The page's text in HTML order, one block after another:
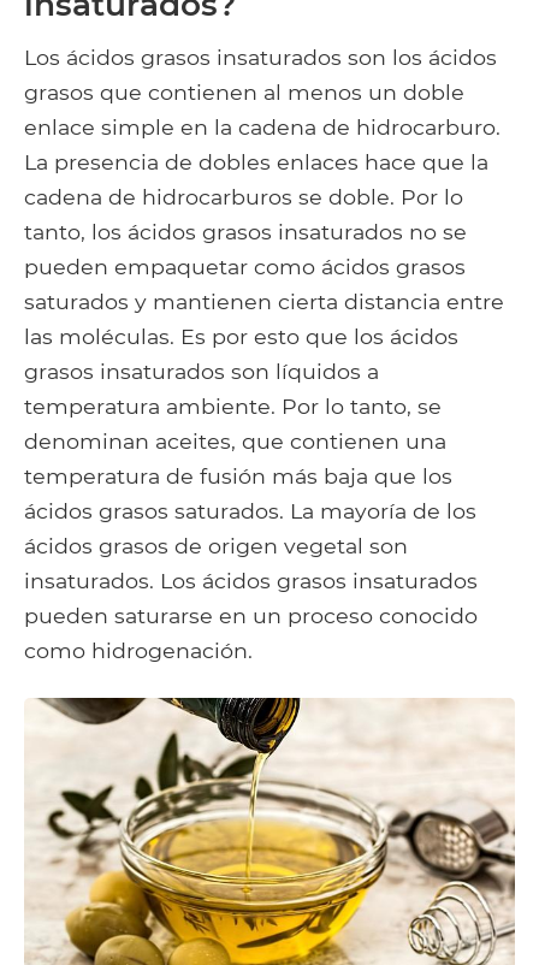
Los ácidos grasos insaturados son los ácidos
grasos que contienen al menos un doble
enlace simple en la cadena de hidrocarburo.
La presencia de dobles enlaces hace que la
cadena de hidrocarburos se doble. Por lo
tanto, los ácidos grasos insaturados no se
pueden empaquetar como ácidos grasos
saturados y mantienen cierta distancia entre
las moléculas. Es por esto que los ácidos
grasos insaturados son líquidos a
temperatura ambiente. Por lo tanto, se
denominan aceites, que contienen una
temperatura de fusión más baja que los
ácidos grasos saturados. La mayoría de los
ácidos grasos de origen vegetal son
insaturados. Los ácidos grasos insaturados
pueden saturarse en un proceso conocido
como hidrogenación.